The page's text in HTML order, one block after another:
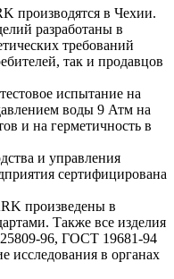
производятся в Чехии.
разработаны в
требований
так и продавцов
испытание на
воды 9 Атм на
и на герметичность в
и управления
сертифицирована
произведены в
Также все изделия
96, ГОСТ 19681-94
исследования в органах